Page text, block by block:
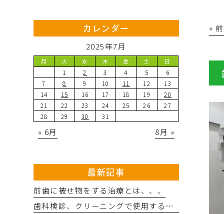
«
カレンダー
2025年7月
月 火 水 木 金 土 日
1 2 3 4 5
6
7
8 9 10 11 12
13
14
15 16 17 18 19
20
21
22 23 24 25 26
27
28
29 30 31
« 6月 8月 »
最新記事
前歯に被せ物をする治療とは、、、
歯科検診、クリーニングで使用するバリオスの効果とは、、、